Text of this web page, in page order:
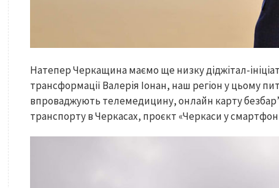
Натепер Черкащина маємо ще низку діджітал-
трансформації Валерія Іонан, наш регіон у цьому
впроваджують телемедицину, онлайн карту
транспорту в Черкасах, проєкт «Черкаси у